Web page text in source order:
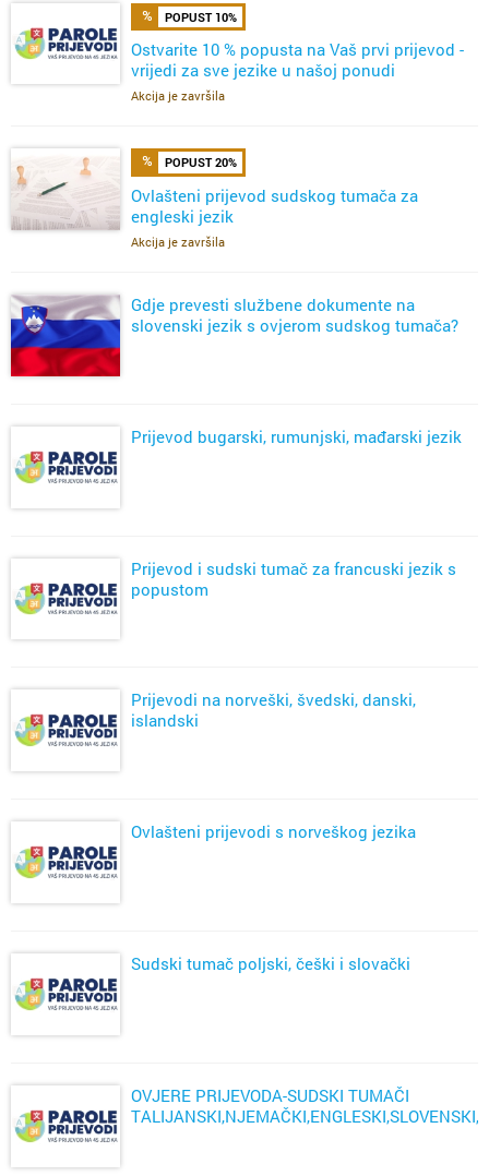
POPUST 10%
Ostvarite 10 % popusta na Vaš prvi prijevod -
vrijedi za sve jezike u našoj ponudi
Akcija je završila
POPUST 20%
Ovlašteni prijevod sudskog tumača za
engleski jezik
Akcija je završila
Gdje prevesti službene dokumente na
slovenski jezik s ovjerom sudskog tumača?
Prijevod bugarski, rumunjski, mađarski jezik
Prijevod i sudski tumač za francuski jezik s
popustom
Prijevodi na norveški, švedski, danski,
islandski
Ovlašteni prijevodi s norveškog jezika
Sudski tumač poljski, češki i slovački
OVJERE PRIJEVODA-SUDSKI TUMAČI